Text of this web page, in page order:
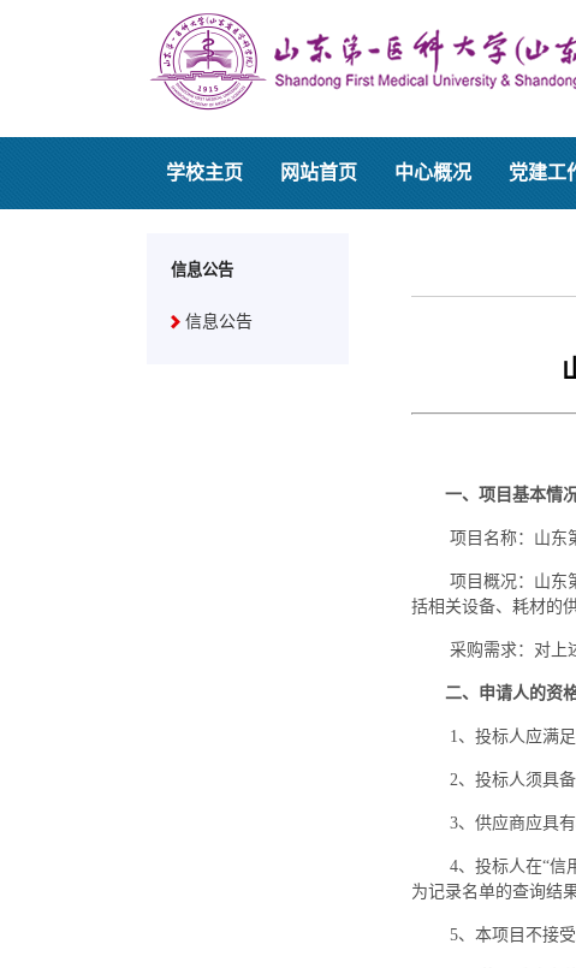
学校主页 网站首页 中心概况 党建工
信息公告
信息公告
一、项目基本情
项目名称：山东
项目概况：山东
括相关设备、耗材的
采购需求：对上
二、申请人的资
1、投标人应满
2、投标人须具
3、供应商应具
4、投标人在“信
为记录名单的查询结果
5、本项目不接受